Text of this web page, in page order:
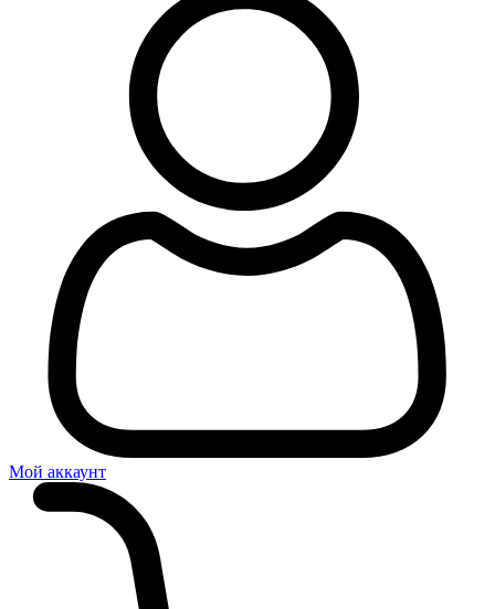
Мой аккаунт